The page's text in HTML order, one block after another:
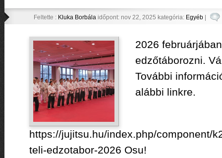
Feltette : Kluka Borbálaidőpont: nov 22, 2025 kategória: Egyéb|
2026
edzőtáborozni.
További
alábbi linkre.
https://jujitsu.hu/index.php/component/
teli-edzotabor-2026 Osu!